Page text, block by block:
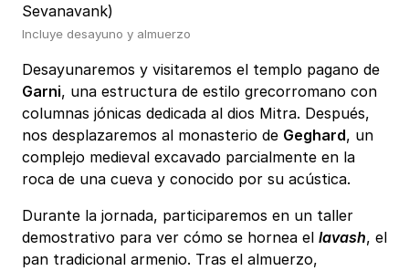
Sevanavank)
Incluye desayuno y almuerzo
Desayunaremos y visitaremos el templo pagano de
Garni, una estructura de estilo grecorromano con
columnas jónicas dedicada al dios Mitra. Después,
nos desplazaremos al monasterio de Geghard, un
complejo medieval excavado parcialmente en la
roca de una cueva y conocido por su acústica.
Durante la jornada, participaremos en un taller
demostrativo para ver cómo se hornea el lavash, el
pan tradicional armenio. Tras el almuerzo,